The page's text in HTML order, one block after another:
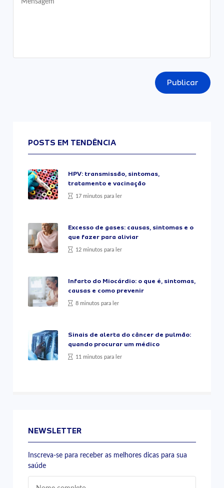
Publicar
POSTS EM TENDÊNCIA
HPV: transmissão, sintomas,
tratamento e vacinação
17 minutos para ler
Excesso de gases: causas, sintomas e o
que fazer para aliviar
12 minutos para ler
Infarto do Miocárdio: o que é, sintomas,
causas e como prevenir
8 minutos para ler
Sinais de alerta do câncer de pulmão:
quando procurar um médico
11 minutos para ler
NEWSLETTER
Inscreva-se para receber as melhores dicas para sua
saúde